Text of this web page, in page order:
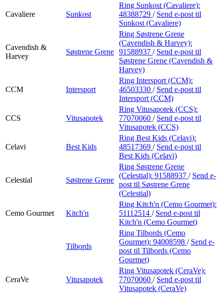
Cavaliere Sunkost
Ring Sunkost (Cavaliere):
48388729 / Send e-post til
Sunkost (Cavaliere)
Cavendish &
Harvey
Søstrene Grene
Ring Søstrene Grene
(Cavendish & Harvey):
91588937 / Send e-post til
Søstrene Grene (Cavendish &
Harvey)
CCM Intersport
Ring Intersport (CCM):
46503330 / Send e-post til
Intersport (CCM)
CCS Vitusapotek
Ring Vitusapotek (CCS):
77070060 / Send e-post til
Vitusapotek (CCS)
Celavi Best Kids
Ring Best Kids (Celavi):
48517369 / Send e-post til
Best Kids (Celavi)
Celestial Søstrene Grene
Ring Søstrene Grene
(Celestial): 91588937 / Send e-
post til Søstrene Grene
(Celestial)
Cemo Gourmet Kitch'n
Ring Kitch'n (Cemo Gourmet):
51112514 / Send e-post til
Kitch'n (Cemo Gourmet)
Tilbords
Ring Tilbords (Cemo
Gourmet): 94008598 / Send e-
post til Tilbords (Cemo
Gourmet)
CeraVe Vitusapotek
Ring Vitusapotek (CeraVe):
77070060 / Send e-post til
Vitusapotek (CeraVe)